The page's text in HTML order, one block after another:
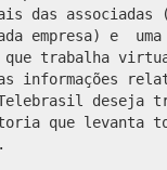
das associadas
empresa) e uma
trabalha
informações
deseja
que levanta